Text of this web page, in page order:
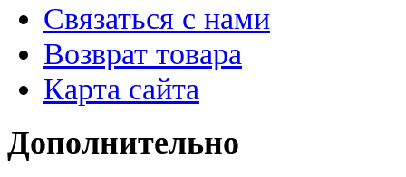
Связаться с нами
Возврат товара
Карта сайта
Дополнительно